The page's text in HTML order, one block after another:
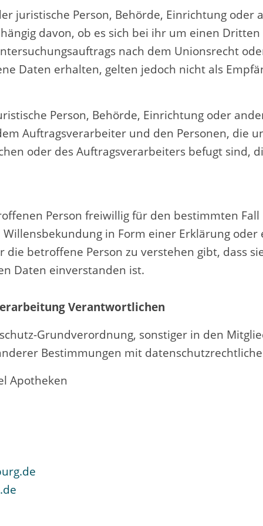
juristische Person, Behörde, Einrichtung oder
davon, ob es sich bei ihr um einen
nach dem Unionsrecht
Daten erhalten, gelten jedoch nicht als
Person, Behörde, Einrichtung oder
Auftragsverarbeiter und den Personen, die
oder des Auftragsverarbeiters befugt sind,
Person freiwillig für den bestimmten
in Form einer Erklärung
betroffene Person zu verstehen gibt, dass
Daten einverstanden ist.
Verantwortlichen
Grundverordnung, sonstiger in den
Bestimmungen mit
Apotheken